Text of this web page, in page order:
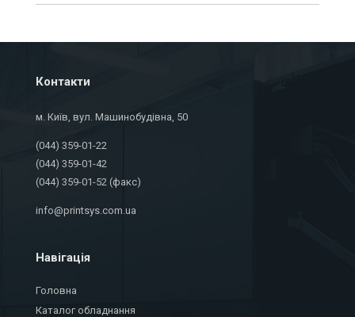
Контакти
м. Київ, вул. Машинобудівна, 50
(044) 359-01-22
(044) 359-01-42
(044) 359-01-52 (факс)
info@printsys.com.ua
Навігація
Головна
Каталог обладнання